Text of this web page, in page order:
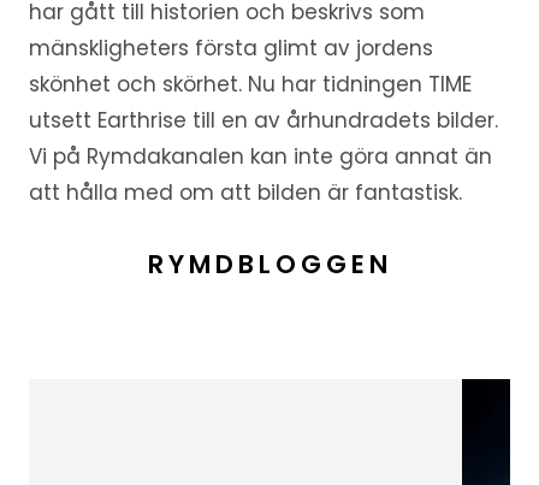
har gått till historien och beskrivs som
mänskligheters första glimt av jordens
skönhet och skörhet. Nu har tidningen TIME
utsett Earthrise till en av århundradets bilder.
Vi på Rymdakanalen kan inte göra annat än
att hålla med om att bilden är fantastisk.
RYMDBLOGGEN